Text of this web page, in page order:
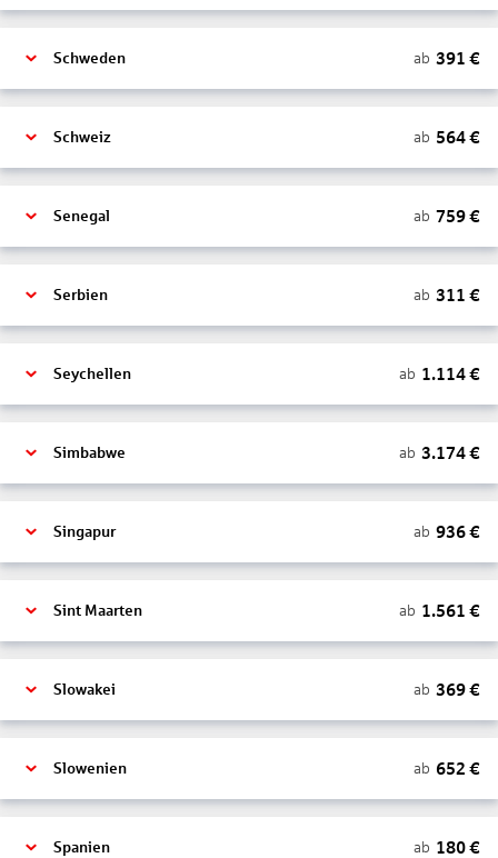
Schweden ab 391 €
Schweiz ab 564€
Senegal ab 759€
Serbien ab 311 €
Seychellen ab 1.114€
Simbabwe ab 3.174€
Singapur ab 936€
Sint Maarten ab 1.561 €
Slowakei ab 369€
Slowenien ab 652 €
Spanien ab 180€